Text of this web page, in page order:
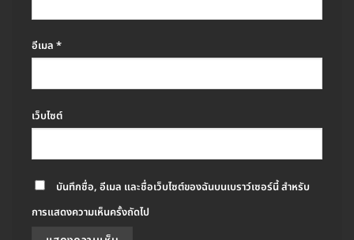
อีเมล *
เว็บไซต์
บันทึกชื่อ, อีเมล และชื่อเว็บไซต์ของฉันบนเบราว์เซอร์นี้ สำหรับ
การแสดงความเห็นครั้งถัดไป